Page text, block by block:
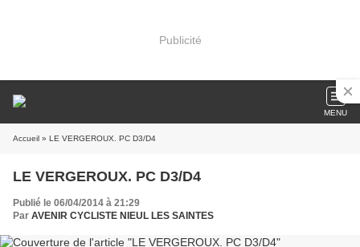
Publicité
MENU
Accueil » LE VERGEROUX. PC D3/D4
LE VERGEROUX. PC D3/D4
Publié le 06/04/2014 à 21:29
Par AVENIR CYCLISTE NIEUL LES SAINTES